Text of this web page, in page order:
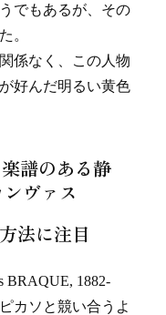
でもあるが、その
。
係なく、この人物
好んだ明るい黄色
譜のある静
ヴァス
法に注目
BRAQUE, 1882-
カソと競い合うよ